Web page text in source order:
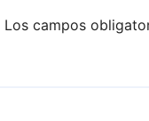
Los campos